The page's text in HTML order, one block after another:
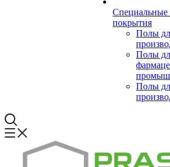
Специальные
покрытия
Полы
Полы
Полы